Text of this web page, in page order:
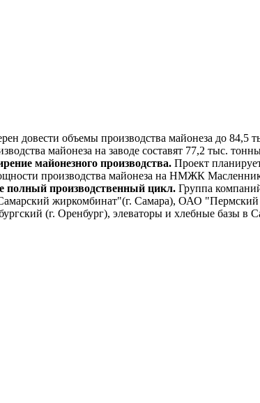
объемы производства майонеза до 84,5
майонеза на заводе составят 77,2 тыс.
майонезного производства. Проект
производства майонеза на НМЖК
производственный цикл. Группа
жиркомбинат"(г. Самара), ОАО "Пермский
(г. Оренбург), элеваторы и хлебные базы в